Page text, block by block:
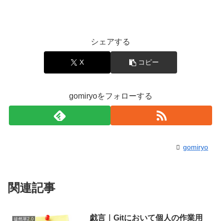
シェアする
X コピー
gomiryoをフォローする
gomiryo
関連記事
徒然草2.0 戯言｜Gitにおいて個人の作業用